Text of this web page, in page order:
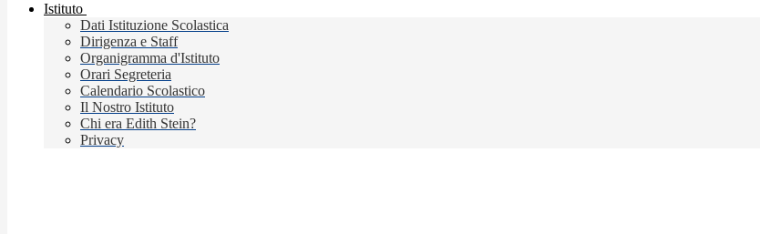
Istituto
Dati Istituzione Scolastica
Dirigenza e Staff
Organigramma d'Istituto
Orari Segreteria
Calendario Scolastico
Il Nostro Istituto
Chi era Edith Stein?
Privacy